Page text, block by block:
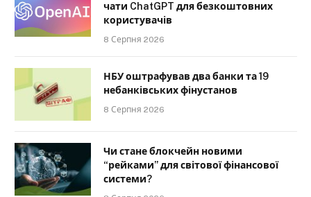
чати ChatGPT для безкоштовних
користувачів
8 Серпня 2026
НБУ оштрафував два банки та 19
небанківських фінустанов
8 Серпня 2026
Чи стане блокчейн новими
“рейками” для світової фінансової
системи?